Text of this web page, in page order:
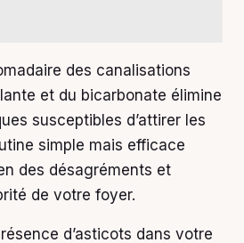
des canalisations
et du bicarbonate élimine
susceptibles d’attirer les
simple mais efficace
des désagréments et
de votre foyer.
d’asticots dans votre